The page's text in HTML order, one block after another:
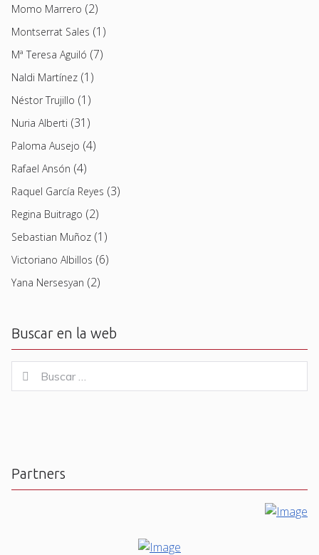
Momo Marrero (2)
Montserrat Sales (1)
Mª Teresa Aguiló (7)
Naldi Martínez (1)
Néstor Trujillo (1)
Nuria Alberti (31)
Paloma Ausejo (4)
Rafael Ansón (4)
Raquel García Reyes (3)
Regina Buitrago (2)
Sebastian Muñoz (1)
Victoriano Albillos (6)
Yana Nersesyan (2)
Buscar en la web
for:
Buscar
Partners